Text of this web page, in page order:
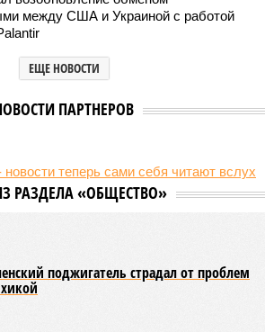
от уже сданного «Сказочного леса» пайщики ЖК
ждать от компании Capital Group начала
(изображение сгенерировано ИИ)
СВАО дольщики «Сказочного леса»
в мае 2026 года были получены
проектной документации и
станций метро южнее, на Люблинской
прямо противоположная.
Л»: та же группа компаний-